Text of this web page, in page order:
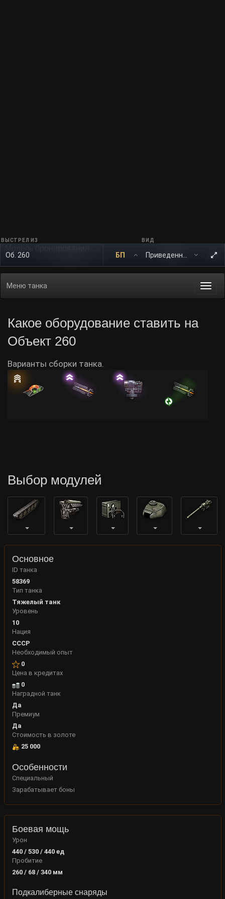
ВЫСТРЕЛ ИЗ
Об. 260 БП
ВИД
Меню танка
Какое оборудование ставить на
Объект 260
Варианты сборки танка.
Выбор модулей
Основное
ID танка
58369
Тип танка
Тяжелый танк
Уровень
10
Нация
СССР
Необходимый опыт
0
Цена в кредитах
0
Наградной танк
Да
Премиум
Да
Стоимость в золоте
25 000
Особенности
Специальный
Зарабатывает боны
Боевая мощь
Урон
440 / 530 / 440 ед
Пробитие
260 / 68 / 340 мм
Подкалиберные снаряды